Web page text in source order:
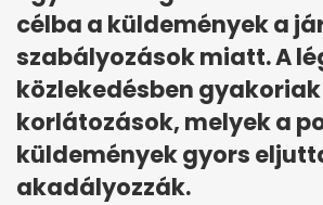
célba a küldemények a
szabályozások miatt. A
közlekedésben
korlátozások, melyek a
küldemények gyors
akadályozzák.